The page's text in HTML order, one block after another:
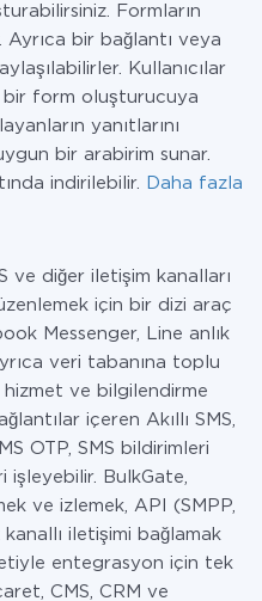
Formların
bir bağlantı veya
Kullanıcılar
bir form oluşturucuya
yanıtlarını
bir arabirim sunar.
indirilebilir.
Daha fazla
ve diğer iletişim kanalları
için bir dizi araç
Messenger, Line anlık
veri tabanına toplu
hizmet ve bilgilendirme
içeren Akıllı SMS,
OTP, SMS bildirimleri
işleyebilir. BulkGate,
ve izlemek, API (SMPP,
kanallı iletişimi bağlamak
entegrasyon için tek
CMS, CRM ve